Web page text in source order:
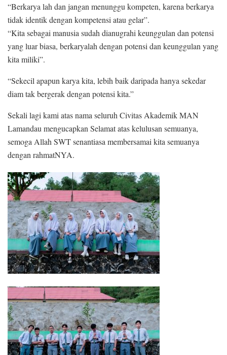
“Berkarya lah dan jangan menunggu kompeten, karena berkarya
tidak identik dengan kompetensi atau gelar”.
“Kita sebagai manusia sudah dianugrahi keunggulan dan potensi
yang luar biasa, berkaryalah dengan potensi dan keunggulan yang
kita miliki”.
“Sekecil apapun karya kita, lebih baik daripada hanya sekedar
diam tak bergerak dengan potensi kita.”
Sekali lagi kami atas nama seluruh Civitas Akademik MAN
Lamandau mengucapkan Selamat atas kelulusan semuanya,
semoga Allah SWT senantiasa membersamai kita semuanya
dengan rahmatNYA.